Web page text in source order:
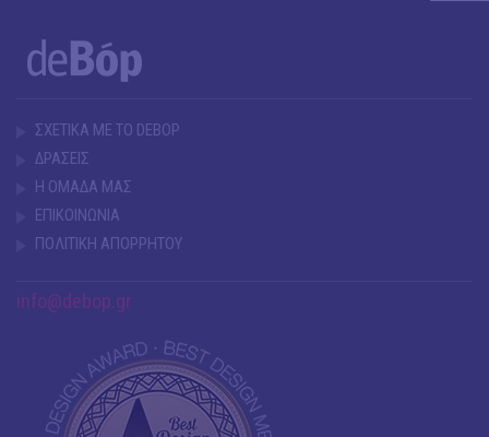
ΣΧΕΤΙΚΑ ΜΕ ΤΟ DEBOP
ΔΡΑΣΕΙΣ
Η ΟΜΑΔΑ ΜΑΣ
ΕΠΙΚΟΙΝΩΝΙΑ
ΠΟΛΙΤΙΚΗ ΑΠΟΡΡΗΤΟΥ
info@debop.gr